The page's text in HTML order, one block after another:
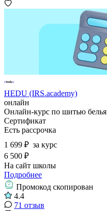
HEDU (IRS.academy)
онлайн
Онлайн-курс по шитью белья
Сертификат
Есть рассрочка
1 699 ₽ за курс
6 500 ₽
На сайт школы
Подробнее
Промокод скопирован
4.4
71 отзыв